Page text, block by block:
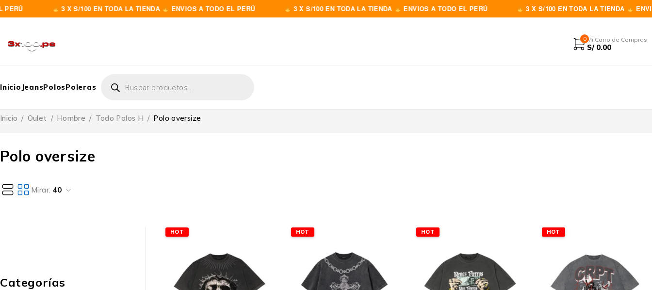
3 X S/100 EN TODA LA TIENDA ENVIOS A TODO EL PERÚ 3 X S/100 EN TODA LA TIENDA ENVIOS A TODO EL PERÚ 3 X S/100 EN TODA LA TIENDA ENVIOS A
0 Mi Carro de Compras
S/0.00
Inicio JeansPolosPoleras
Polo oversize
Inicio / Oulet / Hombre / Todo Polos H / Polo oversize
Categorías
Mirar: 40
HOT HOT HOT HOT